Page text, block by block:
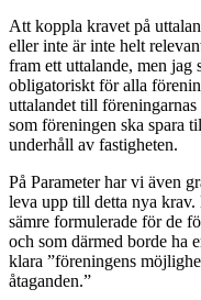
Att koppla kravet på
eller inte är inte helt
fram ett uttalande, men jag
obligatoriskt för alla
uttalandet till
som föreningen ska spara
underhåll av fastigheten.
På Parameter har vi även
leva upp till detta nya
sämre formulerade för de
och som därmed borde ha
klara ”föreningens
åtaganden.”